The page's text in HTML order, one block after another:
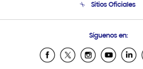
Condiciones de Compra
Soporte vía eMail
Sitios Oficiales
Samsung Ecuador
Samsung El Salvador
Síguenos en: